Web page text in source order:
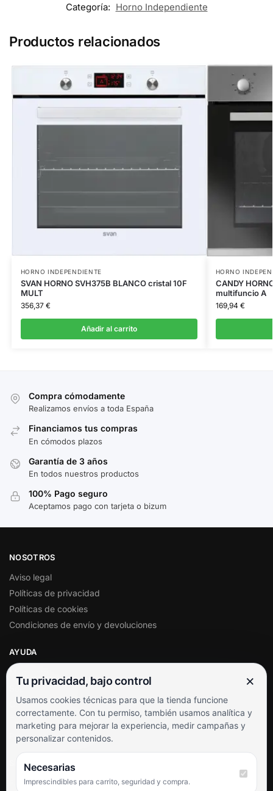
Categoría: Horno Independiente
Productos relacionados
HORNO INDEPENDIENTE
SVAN HORNO SVH375B BLANCO cristal 10F
MULT
356,37 €
Añadir al carrito
HORNO
CANDY
multifuncio A
169,94 €
Compra cómodamente
Realizamos envíos a toda España
Financiamos tus compras
En cómodos plazos
Garantía de 3 años
En todos nuestros productos
100% Pago seguro
Aceptamos pago con tarjeta o bizum
NOSOTROS
Aviso legal
Políticas de privacidad
Políticas de cookies
Condiciones de envío y devoluciones
AYUDA
Soporte al cliente
Contacto
Términos y condiciones
Preguntas frecuentes
SÍGUENOS
Facebook
Tu privacidad, bajo control ×
Usamos cookies técnicas para que la tienda funcione
correctamente. Con tu permiso, también usamos analítica y
marketing para mejorar la experiencia, medir campañas y
personalizar contenidos.
Necesarias
Imprescindibles para carrito, seguridad y compra.